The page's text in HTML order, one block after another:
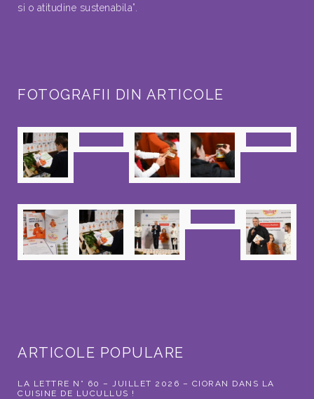
si o atitudine sustenabila”.
FOTOGRAFII DIN ARTICOLE
ARTICOLE POPULARE
LA LETTRE N° 60 – JUILLET 2026 – CIORAN DANS LA
CUISINE DE LUCULLUS !